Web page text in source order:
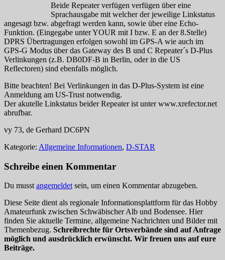
Beide Repeater verfügen verfügen über eine
Sprachausgabe mit welcher der jeweilige Linkstatus
angesagt bzw. abgefragt werden kann, sowie über eine Echo-
Funktion. (Eingegabe unter YOUR mit I bzw. E an der 8.Stelle)
DPRS Übertragungen erfolgen sowohl im GPS-A wie auch im
GPS-G Modus über das Gateway des B und C Repeater´s D-Plus
Verlinkungen (z.B. DB0DF-B in Berlin, oder in die US
Reflectoren) sind ebenfalls möglich.
Bitte beachten! Bei Verlinkungen in das D-Plus-System ist eine
Anmeldung am US-Trust notwendig.
Der akutelle Linkstatus beider Repeater ist unter www.xrefector.net
abrufbar.
vy 73, de Gerhard DC6PN
Kategorie: Allgemeine Informationen, D-STAR
Schreibe einen Kommentar
Du musst angemeldet sein, um einen Kommentar abzugeben.
Diese Seite dient als regionale Informationsplattform für das Hobby
Amateurfunk zwischen Schwäbischer Alb und Bodensee. Hier
finden Sie aktuelle Termine, allgemeine Nachrichten und Bilder mit
Themenbezug. Schreibrechte für Ortsverbände sind auf Anfrage
möglich und ausdrücklich erwünscht. Wir freuen uns auf eure
Beiträge.